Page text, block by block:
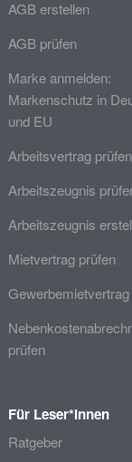
AGB erstellen
AGB prüfen
Marke anmelden:
Markenschutz in
und EU
Arbeitsvertrag prüfen
Arbeitszeugnis
Arbeitszeugnis
Mietvertrag prüfen
prüfen
Für Leser*innen
Ratgeber